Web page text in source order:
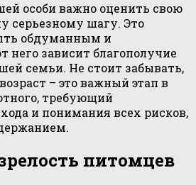
особи важно оценить свою
серьезному шагу. Это
обдуманным и
него зависит благополучие
семьи. Не стоит забывать,
– это важный этап в
требующий
и понимания всех рисков,
питомцев